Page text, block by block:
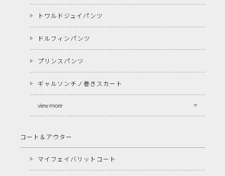
トワルドジュイパンツ
ドルフィンパンツ
プリンスパンツ
ギャルソンチノ巻きスカート
view more
コート＆アウター
マイフェイバリットコート